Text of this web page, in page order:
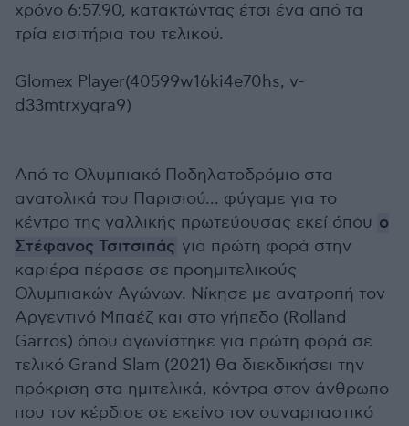
χρόνο 6:57.90, κατακτώντας έτσι ένα από τα
τρία εισιτήρια του τελικού.
Glomex Player(40599w16ki4e70hs, v-
d33mtrxyqra9)
Από το Ολυμπιακό Ποδηλατοδρόμιο στα
ανατολικά του Παρισιού... φύγαμε για το
κέντρο της γαλλικής πρωτεύουσας εκεί όπου ο
Στέφανος Τσιτσιπάς για πρώτη φορά στην
καριέρα πέρασε σε προημιτελικούς
Ολυμπιακών Αγώνων. Νίκησε με ανατροπή τον
Αργεντινό Μπαέζ και στο γήπεδο (Rolland
Garros) όπου αγωνίστηκε για πρώτη φορά σε
τελικό Grand Slam (2021) θα διεκδικήσει την
πρόκριση στα ημιτελικά, κόντρα στον άνθρωπο
που τον κέρδισε σε εκείνο τον συναρπαστικό